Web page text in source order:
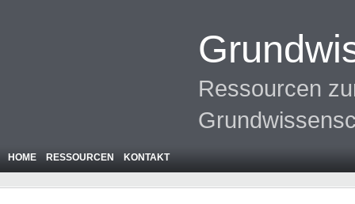
Ressourcen
HOME RESSOURCEN KONTAKT